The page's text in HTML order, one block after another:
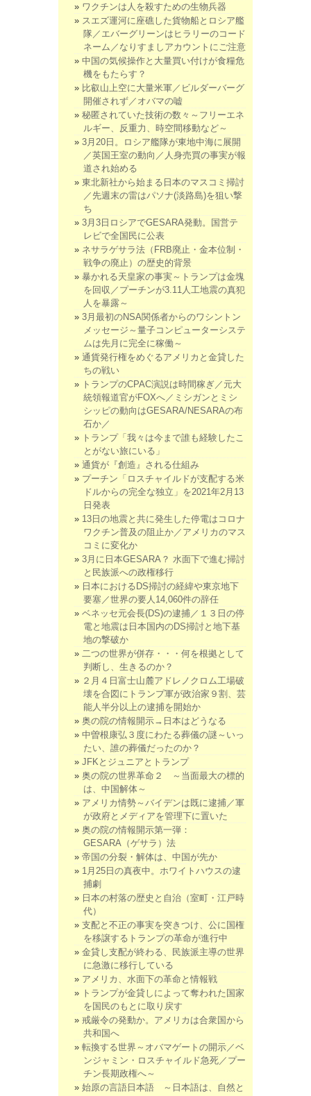
ワクチンは人を殺すための生物兵器
スエズ運河に座礁した貨物船とロシア艦
隊／エバーグリーンはヒラリーのコード
ネーム／なりすましアカウントにご注意
中国の気候操作と大量買い付けが食糧危
機をもたらす？
比叡山上空に大量米軍／ビルダーバーグ
開催されず／オバマの嘘
秘匿されていた技術の数々～フリーエネ
ルギー、反重力、時空間移動など～
3月20日。ロシア艦隊が東地中海に展開
／英国王室の動向／人身売買の事実が報
道され始める
東北新社から始まる日本のマスコミ掃討
／先週末の雷はパソナ(淡路島)を狙い撃
ち
3月3日ロシアでGESARA発動。国営テ
レビで全国民に公表
ネサラゲサラ法（FRB廃止・金本位制・
戦争の廃止）の歴史的背景
暴かれる天皇家の事実～トランプは金塊
を回収／プーチンが3.11人工地震の真犯
人を暴露～
3月最初のNSA関係者からのワシントン
メッセージ～量子コンピューターシステ
ムは先月に完全に稼働～
通貨発行権をめぐるアメリカと金貸した
ちの戦い
トランプのCPAC演説は時間稼ぎ／元大
統領報道官がFOXへ／ミシガンとミシ
シッピの動向はGESARA/NESARAの布
石か／
トランプ「我々は今まで誰も経験したこ
とがない旅にいる」
通貨が『創造』される仕組み
プーチン「ロスチャイルドが支配する米
ドルからの完全な独立」を2021年2月13
日発表
13日の地震と共に発生した停電はコロナ
ワクチン普及の阻止か／アメリカのマス
コミに変化か
3月に日本GESARA？ 水面下で進む掃討
と民族派への政権移行
日本におけるDS掃討の経緯や東京地下
要塞／世界の要人14,060件の辞任
ベネッセ元会長(DS)の逮捕／１３日の停
電と地震は日本国内のDS掃討と地下基
地の撃破か
二つの世界が併存・・・何を根拠として
判断し、生きるのか？
２月４日富士山麓アドレノクロム工場破
壊を合図にトランプ軍が政治家９割、芸
能人半分以上の逮捕を開始か
奥の院の情報開示→日本はどうなる
中曽根康弘３度にわたる葬儀の謎～いっ
たい、誰の葬儀だったのか？
JFKとジュニアとトランプ
奥の院の世界革命２ ～当面最大の標的
は、中国解体～
アメリカ情勢～バイデンは既に逮捕／軍
が政府とメディアを管理下に置いた
奥の院の情報開示第一弾：
GESARA（ゲサラ）法
帝国の分裂・解体は、中国が先か
1月25日の真夜中。ホワイトハウスの逮
捕劇
日本の村落の歴史と自治（室町・江戸時
代）
支配と不正の事実を突きつけ、公に国権
を移譲するトランプの革命が進行中
金貸し支配が終わる、民族派主導の世界
に急激に移行している
アメリカ、水面下の革命と情報戦
トランプが金貸しによって奪われた国家
を国民のもとに取り戻す
戒厳令の発動か。アメリカは合衆国から
共和国へ
転換する世界～オバマゲートの開示／ベ
ンジャミン・ロスチャイルド急死／プー
チン長期政権へ～
始原の言語日本語 ～日本語は、自然と